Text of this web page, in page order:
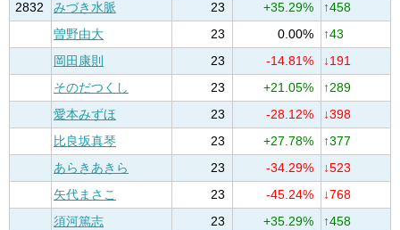
2832
みづき水脈 23 +35.29%
↑458
曽野由大
23 0.00%
↑43
岡田康則
23 -14.81%
↓191
そのだつくし
23 +21.05%
↑289
愛本みずほ
23 -28.12%
↓398
比良坂真琴
23 +27.78%
↑377
あらきあきら
23 -34.29%
↓523
矢代まさこ
23 -45.24%
↓768
須河篤志
23 +35.29%
↑458